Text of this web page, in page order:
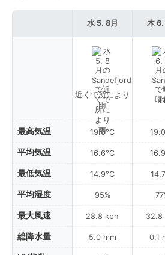
最高気温
平均気温
最低気温
平均湿度
最大風速
総降水量
水 5. 8月
近くで所により
雨
19.0°C
16.6°C
14.9°C
95%
28.8 kph
5.0 mm
木 6.
晴
32.8
0.1